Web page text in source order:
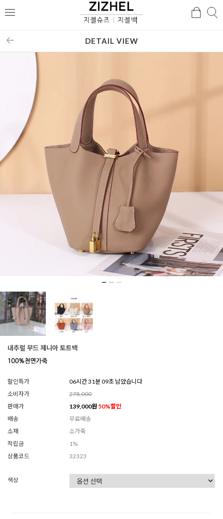
메
검
DETAIL VIEW
내추럴 무드 제니아 토트백
할인특가
06시간 31분 05초 남았습니다
소비자가
278,000
판매가
139,000원 50%할인
배송
무료배송
소재
소가죽
적립금
1%
상품코드
32323
색상